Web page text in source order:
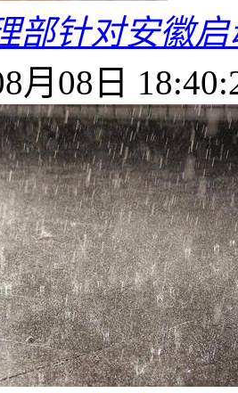
部针对安徽
月08日